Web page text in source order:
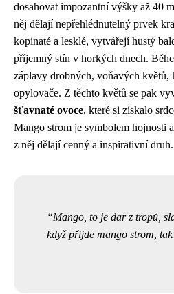
dosahovat impozantní výšky až 40
něj dělají nepřehlédnutelný prvek
kopinaté a lesklé, vytvářejí hustý
příjemný stín v horkých dnech.
záplavy drobných, voňavých květů,
opylovače. Z těchto květů se pak
šťavnaté ovoce, které si získalo
Mango strom je symbolem hojnosti
z něj dělají cenný a inspirativní druh.
Mango, to je dar z tropů,
když přijde mango strom,